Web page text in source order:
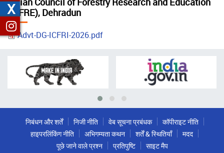
(ICFRE), Dehradun
Advt-DG-ICFRI-2026.pdf
निबंधन और शर्तें निजी नीति वेब सूचना प्रबंधक
कॉपीराइट नीति
हाइपरलिंकिंग नीति
अभिगम्यता कथन शर्तें & स्थितियाँ
मदद
पूछे जाने वाले प्रश्न
प्रतिपुष्टि साइट मैप
X